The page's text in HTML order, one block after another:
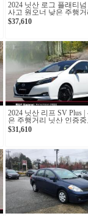
2024 닛산 로그 플래티
사고 원오너 낮은 주행
$37,610
2024 닛산 리프 SV Plus |
은 주행거리 닛산 인증
$31,610